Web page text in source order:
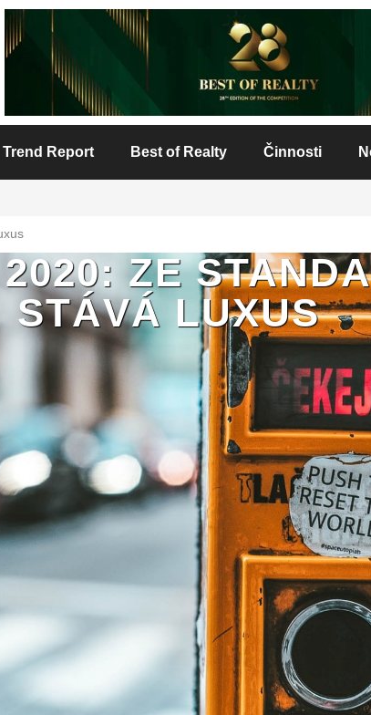
Trend Report Best of Realty Činnosti
ZE
STÁVÁ LUXUS